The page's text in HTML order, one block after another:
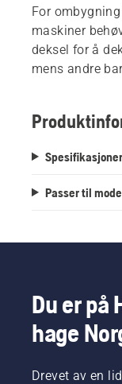
For
maskiner
deksel for å
mens andre
Spesifikasjoner
Passer til
Du er på
hage
Drevet av en